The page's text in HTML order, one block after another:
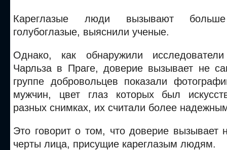
Кареглазые люди вызывают
голубоглазые, выяснили ученые.
Однако, как обнаружили
Чарльза в Праге, доверие вызывает не
группе добровольцев показали
мужчин, цвет глаз которых был
разных снимках, их считали более
Это говорит о том, что доверие вызывает
черты лица, присущие кареглазым людям.